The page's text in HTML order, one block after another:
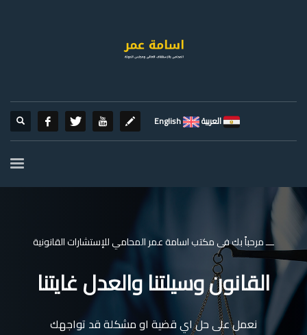
العربية English
ـــ مرحباً بك فى مكتب اسامة عمر المحامي للإستشارات القانونية
القانون وسيلتنا والعدل غايتنا
نعمل على حل اي قضية او مشكلة قد تواجهك